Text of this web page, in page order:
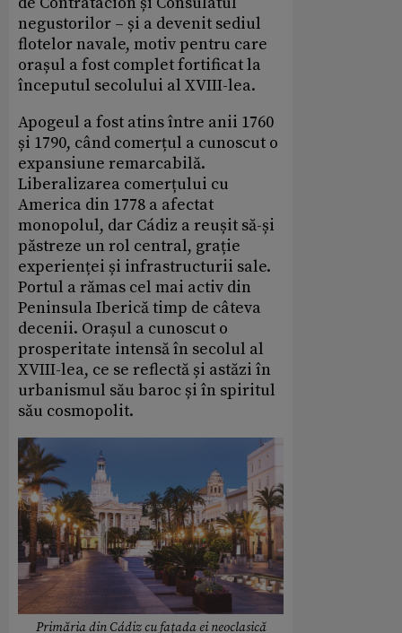
negustorilor – și a devenit sediul
flotelor navale, motiv pentru care
orașul a fost complet fortificat la
începutul secolului al XVIII-lea.
Apogeul a fost atins între anii 1760
și 1790, când comerțul a cunoscut o
expansiune remarcabilă.
Liberalizarea comerțului cu
America din 1778 a afectat
monopolul, dar Cádiz a reușit să-și
păstreze un rol central, grație
experienței și infrastructurii sale.
Portul a rămas cel mai activ din
Peninsula Iberică timp de câteva
decenii. Orașul a cunoscut o
prosperitate intensă în secolul al
XVIII-lea, ce se reflectă și astăzi în
urbanismul său baroc și în spiritul
său cosmopolit.
Primăria din Cádiz cu faţada ei neoclasică